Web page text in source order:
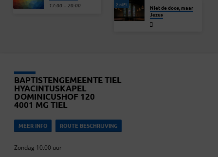
17:00 – 20:00 2 MEI
Niet de doos, maar
Jezus
BAPTISTENGEMEENTE TIEL
HYACINTUSKAPEL
DOMINICUSHOF 120
4001 MG TIEL
MEER INFO ROUTE BESCHRIJVING
Zondag 10.00 uur